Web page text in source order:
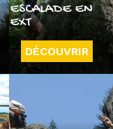
ESCALADE EN
EXT
DÉCOUVRIR